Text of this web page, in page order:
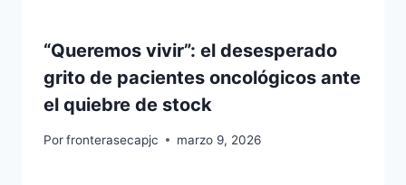
“Queremos vivir”: el desesperado
grito de pacientes oncológicos ante
el quiebre de stock
Porfronterasecapjc marzo 9, 2026